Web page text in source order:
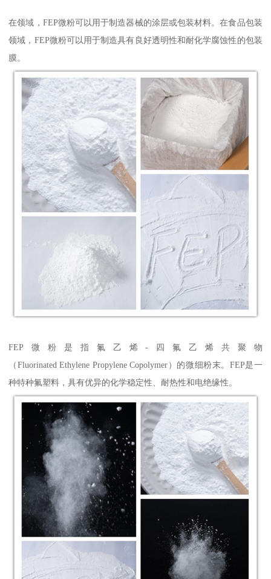
在领域，FEP微粉可以用于制造器械的涂层或包装材料。在食品包装
领域，FEP微粉可以用于制造具有良好透明性和耐化学腐蚀性的包装
膜。
FEP微粉是指氟乙烯-四氟乙烯共聚物
（Fluorinated Ethylene Propylene Copolymer）的微细粉末。FEP是一
种特种氟塑料，具有优异的化学稳定性、耐热性和电绝缘性。